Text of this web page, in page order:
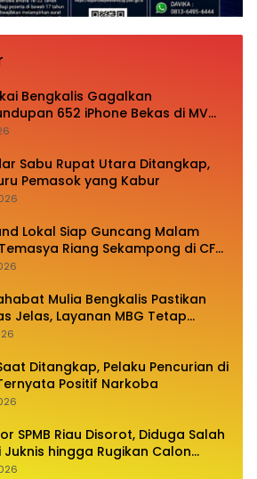
Bengkalis Gagalkan
652 iPhone Bekas di MV
5
Sabu Rupat Utara Ditangkap,
Pemasok yang Kabur
Lokal Siap Guncang Malam
Riang Sekampong di CFN
Mulia Bengkalis Pastikan
Jelas, Layanan MBG Tetap
Ditangkap, Pelaku Pencurian di
Positif Narkoba
SPMB Riau Disorot, Diduga Salah
Juknis hingga Rugikan Calon